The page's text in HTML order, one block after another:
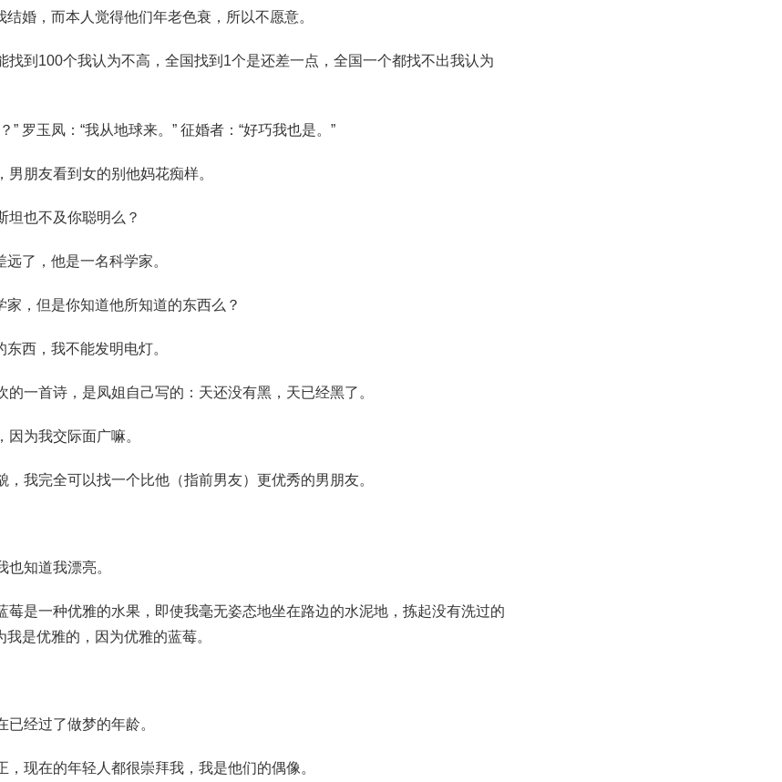
婚，而本人觉得他们年老色衰，所以不愿意。
找到100个我认为不高，全国找到1个是还差一点，全国一个都找不出我认为
” 罗玉凤：“我从地球来。” 征婚者：“好巧我也是。”
朋友看到女的别他妈花痴样。
坦也不及你聪明么？
了，他是一名科学家。
，但是你知道他所知道的东西么？
西，我不能发明电灯。
一首诗，是凤姐自己写的：天还没有黑，天已经黑了。
为我交际面广嘛。
我完全可以找一个比他（指前男友）更优秀的男朋友。
知道我漂亮。
莓是一种优雅的水果，即使我毫无姿态地坐在路边的水泥地，拣起没有洗过的
是优雅的，因为优雅的蓝莓。
经过了做梦的年龄。
现在的年轻人都很崇拜我，我是他们的偶像。